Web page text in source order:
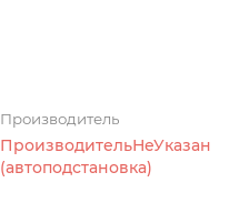
Производитель
ПроизводительНеУказан
(автоподстановка)